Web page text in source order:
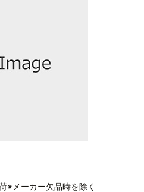
※メーカー欠品時を除く